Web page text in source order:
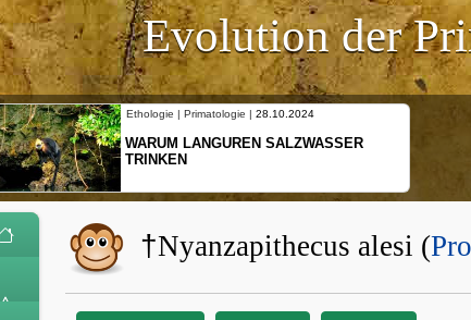
Evolution der
Ethologie | Primatologie |28.10.2024
WARUM LANGUREN SALZWASSER
TRINKEN
†Nyanzapithecus alesi (